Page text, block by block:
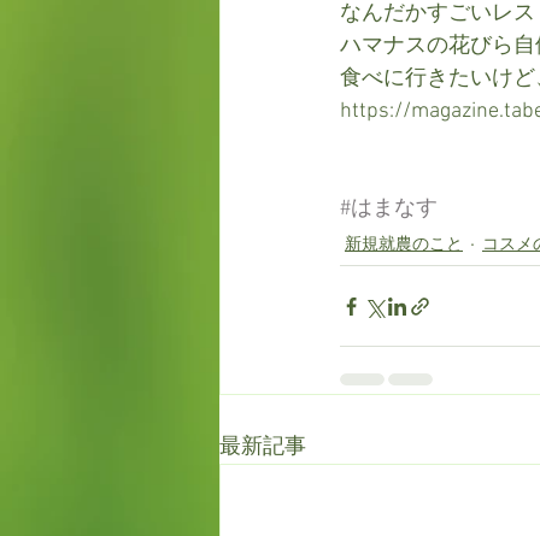
なんだかすごいレス
ハマナスの花びら自
食べに行きたいけど
https://
#はまなす
新規就農のこと コスメ
最新記事